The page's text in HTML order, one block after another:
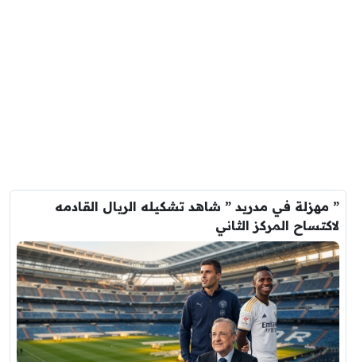
” مهزلة في مدريد ” شاهد تشكيله الريال القادمه
لاكتساح المركز الثاني